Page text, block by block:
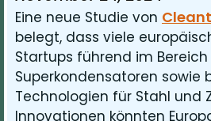
Eine neue Studie von
belegt, dass viele
Startups führend im
Superkondensatoren sowie
Technologien für Stahl und
Innovationen könnten